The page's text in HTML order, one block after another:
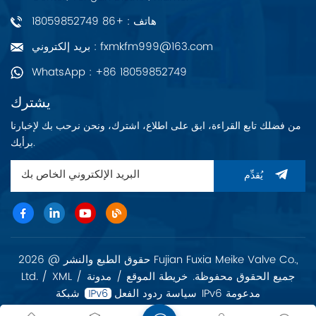
بيانات/10) برنامج إم بي).
هاتف : +86 18059852749
بريد إلكتروني : fxmkfm999@163.com
WhatsApp : +86 18059852749
يشترك
من فضلك تابع القراءة، ابق على اطلاع، اشترك، ونحن نرحب بك لإخبارنا
برأيك.
يُقدِّم
حقوق الطبع والنشر @ 2026 Fujian Fuxia Meike Valve Co.,
Ltd. جميع الحقوق محفوظة. خريطة الموقع / مدونة /
XML
/
سياسة ردود الفعل
شبكة IPv6 مدعومة